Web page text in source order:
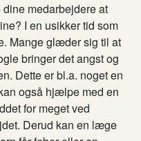
medarbejdere at
I en usikker tid som
Mange glæder sig til at
bringer det angst og
Dette er bl.a. noget en
også hjælpe med en
for meget ved
Derud kan en læge